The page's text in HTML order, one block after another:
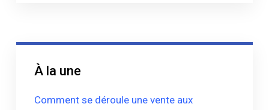
À la une
Comment se déroule une vente aux